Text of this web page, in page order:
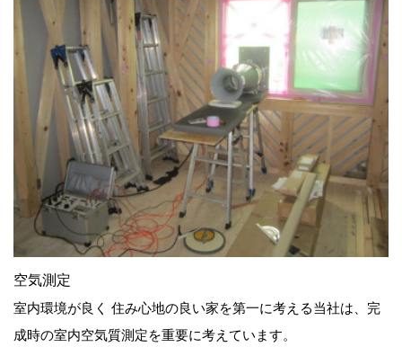
空気測定
室内環境が良く 住み心地の良い家を第一に考える当社は、完
成時の室内空気質測定を重要に考えています。